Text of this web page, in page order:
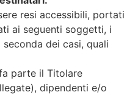
resi accessibili, portati
ai seguenti soggetti, i
dei casi, quali
parte il Titolare
dipendenti e/o